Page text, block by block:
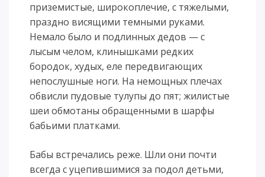
приземистые, широкоплечие, с тяжелыми,
праздно висящими темными руками.
Немало было и подлинных дедов — с
лысым челом, клинышками редких
бородок, худых, еле передвигающих
непослушные ноги. На немощных плечах
обвисли пудовые тулупы до пят; жилистые
шеи обмотаны обращенными в шарфы
бабьими платками.
Бабы встречались реже. Шли они почти
всегда с уцепившимися за подол детьми,